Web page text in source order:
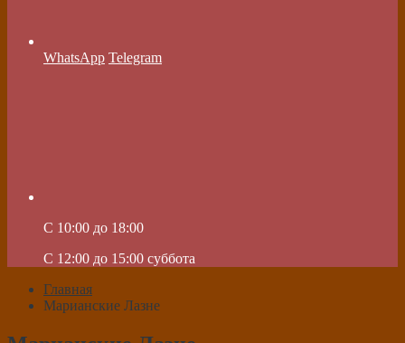
WhatsApp Telegram
C 10:00 до 18:00
C 12:00 до 15:00 суббота
Главная
Марианские Лазне